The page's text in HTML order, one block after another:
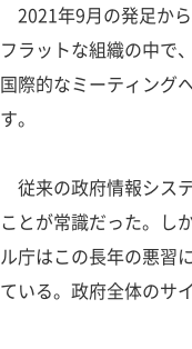
2021年9月の発足か
フラットな組織の中で
国際的なミーティング
す。
従来の政府情報シス
ことが常識だった。し
ル庁はこの長年の悪習
ている。政府全体のサ